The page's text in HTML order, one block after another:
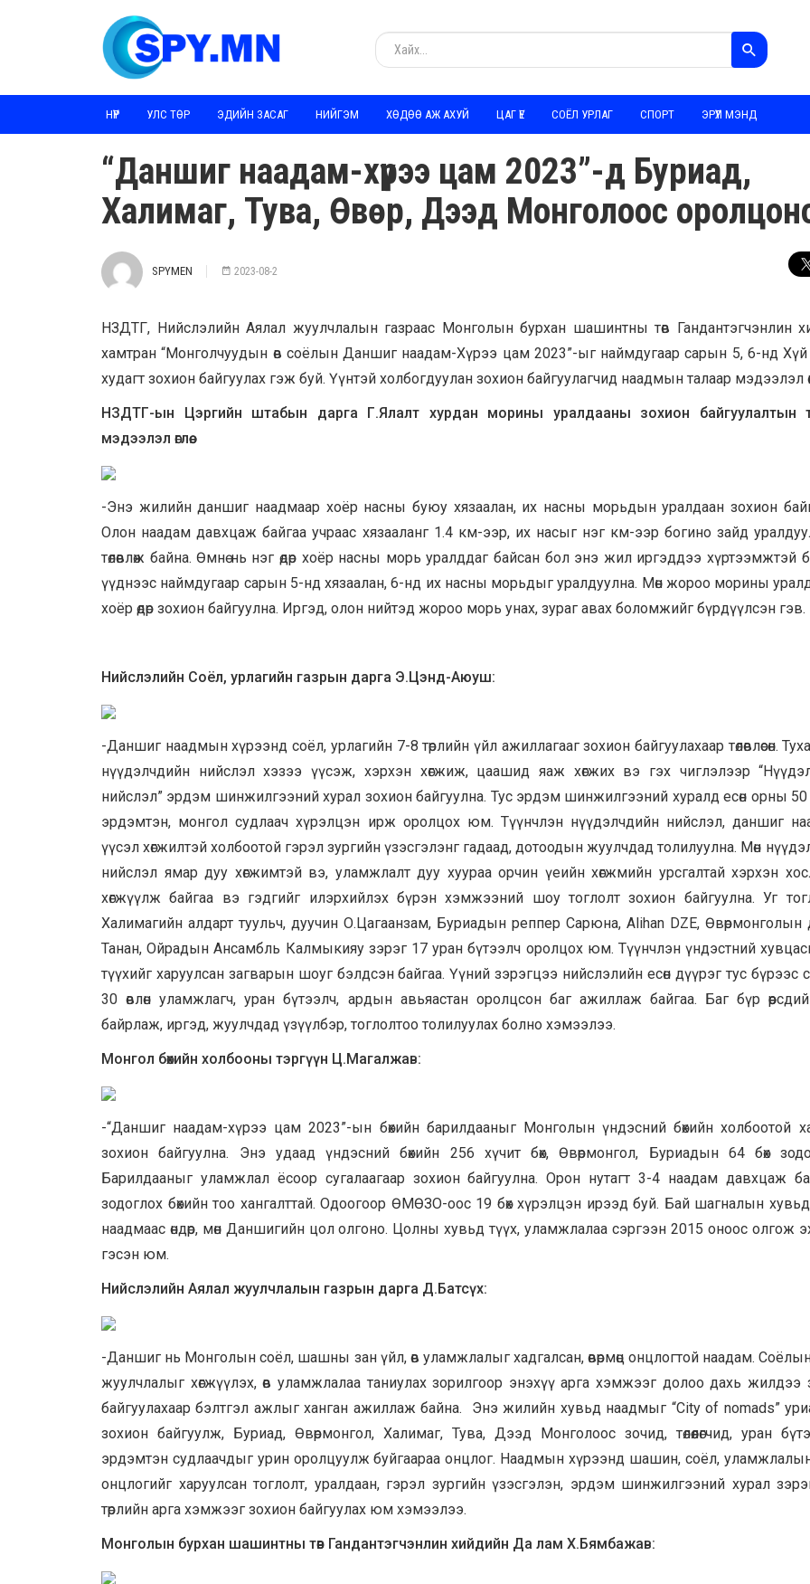
НҮҮР УЛС ТӨР ЭДИЙН ЗАСАГ НИЙГЭМ ХӨДӨӨ АЖ АХУЙ ЦАГ ҮЕ СОЁЛ УРЛАГ СПОРТ ЭРҮҮЛ МЭНД
“Даншиг наадам-хүрээ цам 2023”-д Буриад,
Халимаг, Тува, Өвөр, Дээд Монголоос
SPYMEN 2023-08-2
НЗДТГ, Нийслэлийн Аялал жуулчлалын газраас Монголын бурхан шашинтны төв Гандантэгчэнлин
хамтран “Монголчуудын өв соёлын Даншиг наадам-Хүрээ цам 2023”-ыг наймдугаар сарын 5, 6-нд
худагт зохион байгуулах гэж буй. Үүнтэй холбогдуулан зохион байгуулагчид наадмын талаар мэдээлэл
НЗДТГ-ын Цэргийн штабын дарга Г.Ялалт хурдан морины уралдааны зохион байгуулалтын
мэдээлэл өглөө.
-Энэ жилийн даншиг наадмаар хоёр насны буюу хязаалан, их насны морьдын уралдаан зохион
Олон наадам давхцаж байгаа учраас хязааланг 1.4 км-ээр, их насыг нэг км-ээр богино зайд
төлөвлөж байна. Өмнө нь нэг өдөр хоёр насны морь уралддаг байсан бол энэ жил иргэддээ хүртээмжтэй
үүднээс наймдугаар сарын 5-нд хязаалан, 6-нд их насны морьдыг уралдуулна. Мөн жороо морины
хоёр өдөр зохион байгуулна. Иргэд, олон нийтэд жороо морь унах, зураг авах боломжийг бүрдүүлсэн гэв.
Нийслэлийн Соёл, урлагийн газрын дарга Э.Цэнд-Аюуш:
-Даншиг наадмын хүрээнд соёл, урлагийн 7-8 төрлийн үйл ажиллагааг зохион байгуулахаар төлөвлөсөн.
нүүдэлчдийн нийслэл хэзээ үүсэж, хэрхэн хөгжиж, цаашид яаж хөгжих вэ гэх чиглэлээр
нийслэл” эрдэм шинжилгээний хурал зохион байгуулна. Тус эрдэм шинжилгээний хуралд есөн орны
эрдэмтэн, монгол судлаач хүрэлцэн ирж оролцох юм. Түүнчлэн нүүдэлчдийн нийслэл, даншиг
үүсэл хөгжилтэй холбоотой гэрэл зургийн үзэсгэлэнг гадаад, дотоодын жуулчдад толилуулна. Мөн
нийслэл ямар дуу хөгжимтэй вэ, уламжлалт дуу хуураа орчин үеийн хөгжмийн урсгалтай хэрхэн
хөгжүүлж байгаа вэ гэдгийг илэрхийлэх бүрэн хэмжээний шоу тоглолт зохион байгуулна. Уг
Халимагийн алдарт туульч, дуучин О.Цагаанзам, Буриадын реппер Сарюна, Alihan DZE, Өвөрмонголын
Танан, Ойрадын Ансамбль Калмыкияу зэрэг 17 уран бүтээлч оролцох юм. Түүнчлэн үндэстний
түүхийг харуулсан загварын шоуг бэлдсэн байгаа. Үүний зэрэгцээ нийслэлийн есөн дүүрэг тус бүрээс
30 өвлөн уламжлагч, уран бүтээлч, ардын авьяастан оролцсон баг ажиллаж байгаа. Баг бүр
байрлаж, иргэд, жуулчдад үзүүлбэр, тоглолтоо толилуулах болно хэмээлээ.
Монгол бөхийн холбооны тэргүүн Ц.Магалжав:
-“Даншиг наадам-хүрээ цам 2023”-ын бөхийн барилдааныг Монголын үндэсний бөхийн холбоотой
зохион байгуулна. Энэ удаад үндэсний бөхийн 256 хүчит бөх, Өвөрмонгол, Буриадын 64 бөх
Барилдааныг уламжлал ёсоор сугалаагаар зохион байгуулна. Орон нутагт 3-4 наадам давхцаж
зодоглох бөхийн тоо хангалттай. Одоогоор ӨМӨЗО-оос 19 бөх хүрэлцэн ирээд буй. Бай шагналын
наадмаас өндөр, мөн Даншигийн цол олгоно. Цолны хувьд түүх, уламжлалаа сэргээн 2015 оноос олгож
гэсэн юм.
Нийслэлийн Аялал жуулчлалын газрын дарга Д.Батсүх:
-Даншиг нь Монголын соёл, шашны зан үйл, өв уламжлалыг хадгалсан, өвөрмөц онцлогтой наадам.
жуулчлалыг хөгжүүлэх, өв уламжлалаа таниулах зорилгоор энэхүү арга хэмжээг долоо дахь жилдээ
байгуулахаар бэлтгэл ажлыг ханган ажиллаж байна. Энэ жилийн хувьд наадмыг “City of nomads”
зохион байгуулж, Буриад, Өвөрмонгол, Халимаг, Тува, Дээд Монголоос зочид, төлөөлөгчид, уран
эрдэмтэн судлаачдыг урин оролцуулж буйгаараа онцлог. Наадмын хүрээнд шашин, соёл, уламжлалын
онцлогийг харуулсан тоглолт, уралдаан, гэрэл зургийн үзэсгэлэн, эрдэм шинжилгээний хурал
төрлийн арга хэмжээг зохион байгуулах юм хэмээлээ.
Монголын бурхан шашинтны төв Гандантэгчэнлин хийдийн Да лам Х.Бямбажав: